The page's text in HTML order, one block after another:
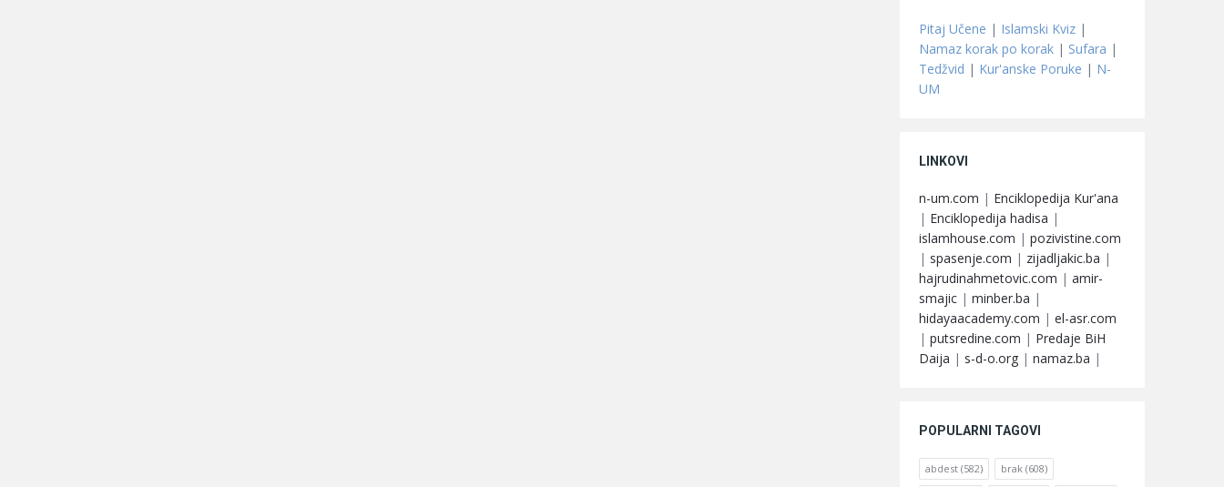
Pitaj Učene | Islamski Kviz |
Namaz korak po korak | Sufara |
Tedžvid | Kur'anske Poruke | N-
UM
LINKOVI
n-um.com | Enciklopedija Kur'ana
| Enciklopedija hadisa |
islamhouse.com | pozivistine.com
| spasenje.com | zijadljakic.ba |
hajrudinahmetovic.com | amir-
smajic | minber.ba |
hidayaacademy.com | el-asr.com
| putsredine.com | Predaje BiH
Daija | s-d-o.org | namaz.ba |
POPULARNI TAGOVI
abdest (582) brak (608)